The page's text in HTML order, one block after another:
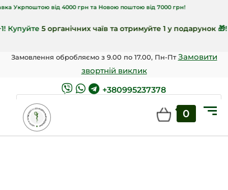
від 4000 грн та Новою поштою від 7000 грн!
5 органічних чаїв та отримуйте 1 у подарунок🎁!
Замовлення обробляємо з 9.00 по 17.00, Пн-ПтЗамовити
звортній виклик
+380995237378
0